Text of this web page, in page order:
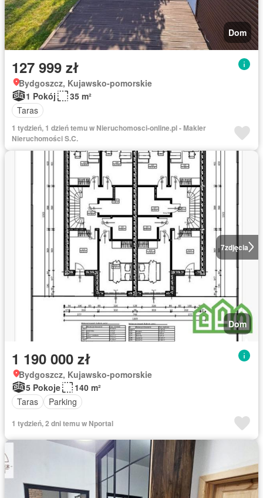
Dom
127 999 zł
Bydgoszcz, Kujawsko-pomorskie
1 Pokój
35 m²
Taras
1 tydzień, 1 dzień temu w Nieruchomosci-online.pl - Makler
Nieruchomości S.C.
7zdjęcia
Dom
1 190 000 zł
Bydgoszcz, Kujawsko-pomorskie
5 Pokoje
140 m²
Taras
Parking
1 tydzień, 2 dni temu w Nportal